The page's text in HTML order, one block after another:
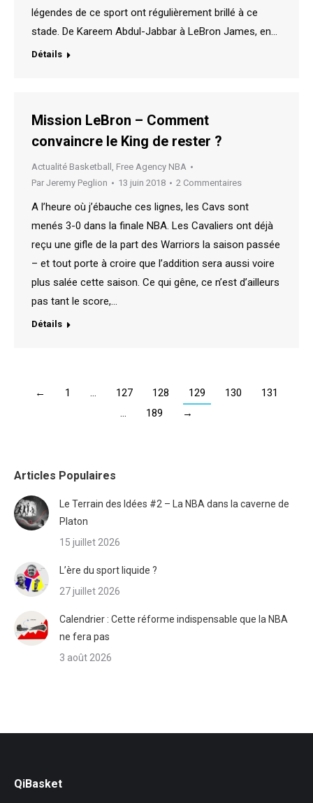
légendes de ce sport ont régulièrement brillé à ce
stade. De Kareem Abdul-Jabbar à LeBron James, en…
Détails
Mission LeBron – Comment
convaincre le King de rester ?
Actualité Basketball , Free Agency NBA
Par Jeremy Peglion 13 juin 2018 2 Commentaires
A l’heure où j’ébauche ces lignes, les Cavs sont
menés 3-0 dans la finale NBA. Les Cavaliers ont déjà
reçu une gifle de la part des Warriors la saison passée
– et tout porte à croire que l’addition sera aussi voire
plus salée cette saison. Ce qui gêne, ce n’est d’ailleurs
pas tant le score,…
Détails
← 1 … 127 128 129 130
131
…
189 →
Articles Populaires
Le Terrain des Idées #2 – La NBA dans la caverne de
Platon
15 juillet 2026
L’ère du sport liquide ?
27 juillet 2026
Calendrier : Cette réforme indispensable que la NBA
ne fera pas
3 août 2026
QiBasket